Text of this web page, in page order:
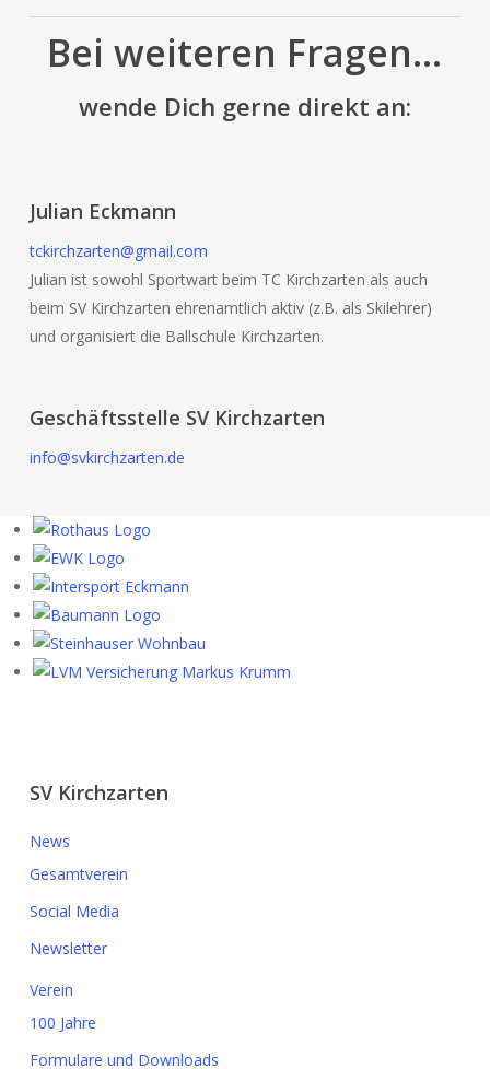
Bei weiteren Fragen...
wende Dich gerne direkt an:
Julian Eckmann
tckirchzarten@gmail.com
Julian ist sowohl Sportwart beim TC Kirchzarten als auch
beim SV Kirchzarten ehrenamtlich aktiv (z.B. als Skilehrer)
und organisiert die Ballschule Kirchzarten.
Geschäftsstelle SV Kirchzarten
info@svkirchzarten.de
SV Kirchzarten
News
Gesamtverein
Social Media
Newsletter
Verein
100 Jahre
Formulare und Downloads